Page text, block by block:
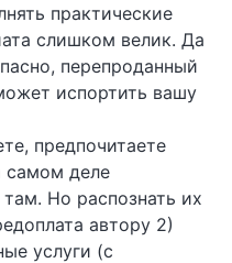
практические
слишком велик. Да
перепроданный
испортить вашу
предпочитаете
самом деле
Но распознать их
автору 2)
услуги (с